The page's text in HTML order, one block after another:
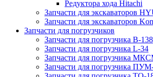
Редуктора хода Hitachi
Запчасти для экскаваторов
Запчасти для экскаваторов
Запчасти для погрузчиков
Запчасти для погрузчика B-138
Запчасти для погрузчика L-34
Запчасти для погрузчика
Запчасти для погрузчика